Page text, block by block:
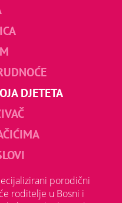
DJETETA
porodični
roditelje u Bosni i